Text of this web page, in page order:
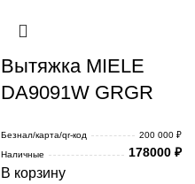
Вытяжка MIELE
DA9091W GRGR
Безнал/карта/qr-код
200 000 ₽
Наличные
178000 ₽
В корзину